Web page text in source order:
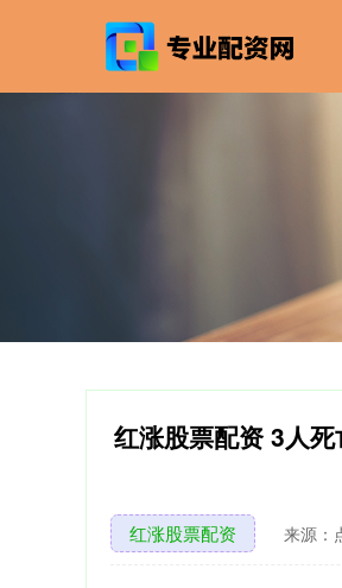
红涨股票配资 3人
红涨股票配资 来源：